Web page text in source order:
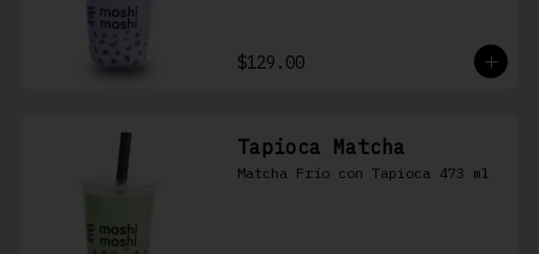
$129.00
Tapioca Matcha
Matcha Frío con Tapioca 473 ml